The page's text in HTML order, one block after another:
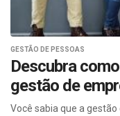
GESTÃO DE PESSOAS
Descubra
gestão de
Você sabia que a